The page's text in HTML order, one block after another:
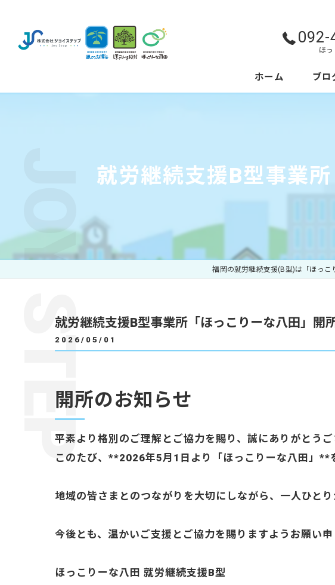
092-
ほ
ホーム ブロ
就労継続支援B型事業
福岡の就労継続支援(B型)は「ほっこ
就労継続支援B型事業所「ほっこりーな八田」開
2026/05/01
開所のお知らせ
平素より格別のご理解とご協力を賜り、誠にありがとうご
このたび、**2026年5月1日より「ほっこりーな八田」**
地域の皆さまとのつながりを大切にしながら、一人ひと
今後とも、温かいご支援とご協力を賜りますようお願い申
ほっこりーな八田 就労継続支援B型